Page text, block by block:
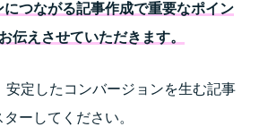
につながる記事作成で重要なポイン
伝えさせていただきます。
安定したコンバージョンを生む記事
ーしてください。